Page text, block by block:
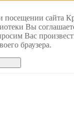
сайта
Вы
Вас
браузера.